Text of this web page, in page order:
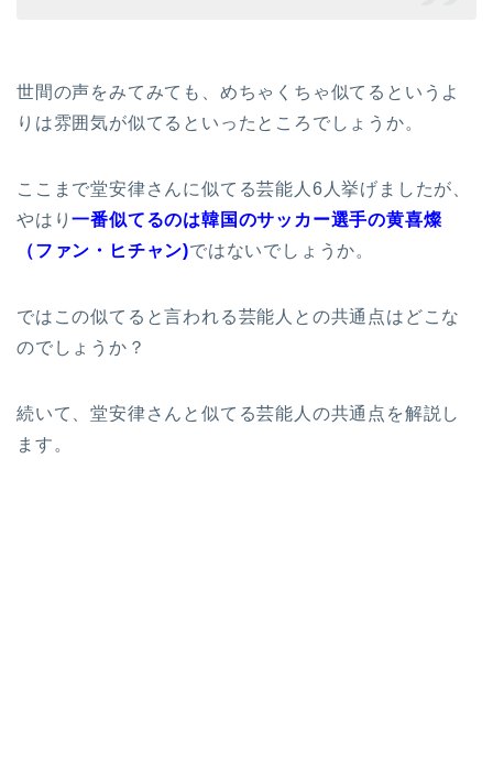
世間の声をみてみても、めちゃくちゃ似てるというよ
りは雰囲気が似てるといったところでしょうか。
ここまで堂安律さんに似てる芸能人6人挙げましたが、
やはり一番似てるのは韓国のサッカー選手の黄喜燦
（ファン・ヒチャン)ではないでしょうか。
ではこの似てると言われる芸能人との共通点はどこな
のでしょうか？
続いて、堂安律さんと似てる芸能人の共通点を解説し
ます。